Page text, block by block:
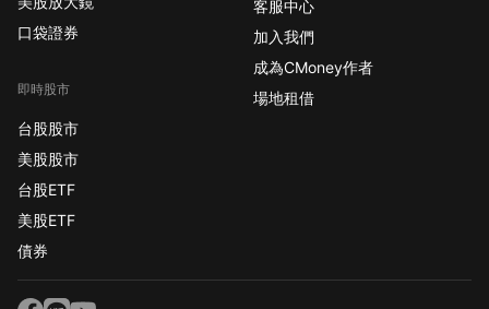
口袋證券
即時股市
台股股市
美股股市
台股ETF
美股ETF
債券
客服中心
加入我們
成為CMoney作者
場地租借